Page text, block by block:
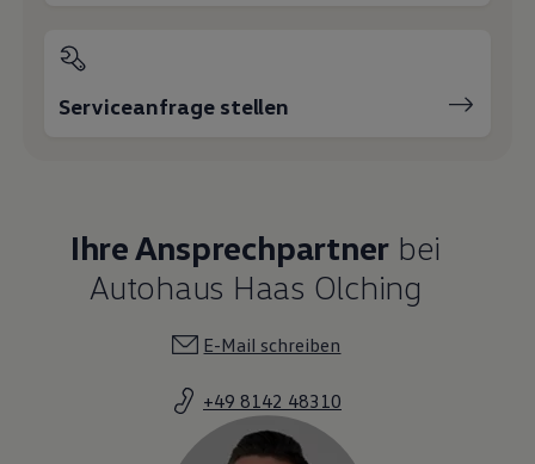
Serviceanfrage stellen
Ihre Ansprechpartner bei
Autohaus Haas Olching
E-Mail schreiben
+49 8142 48310